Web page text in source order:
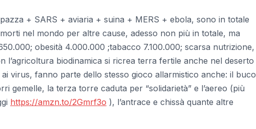
+ SARS + aviaria + suina + MERS + ebola, sono in totale
nel mondo per altre cause, adesso non più in totale, ma
obesità 4.000.000 ;tabacco 7.100.000; scarsa nutrizione,
biodinamica si ricrea terra fertile anche nel deserto
virus, fanno parte dello stesso gioco allarmistico anche: il buco
gemelle, la terza torre caduta per “solidarietà” e l’aereo (più
https://amzn.to/2Gmrf3o ), l’antrace e chissà quante altre